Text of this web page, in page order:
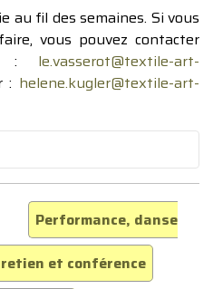
au fil des semaines. Si vous
vous pouvez contacter
: le.vasserot@textile-art-
: helene.kugler@textile-art-
Performance, danse
et conférence